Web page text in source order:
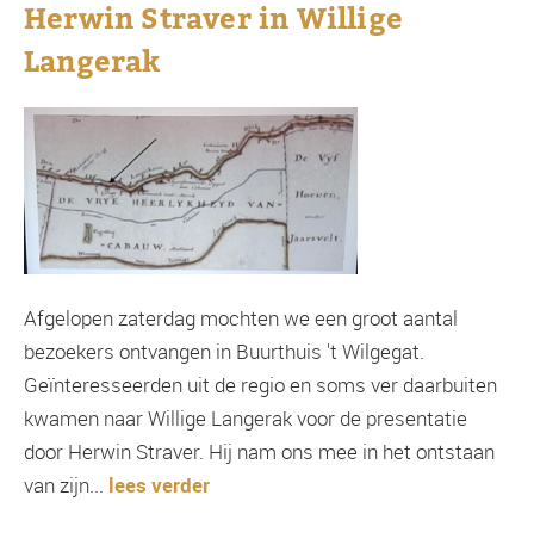
Herwin Straver in Willige
Langerak
Afgelopen zaterdag mochten we een groot aantal
bezoekers ontvangen in Buurthuis 't Wilgegat.
Geïnteresseerden uit de regio en soms ver daarbuiten
kwamen naar Willige Langerak voor de presentatie
door Herwin Straver. Hij nam ons mee in het ontstaan
van zijn... lees verder